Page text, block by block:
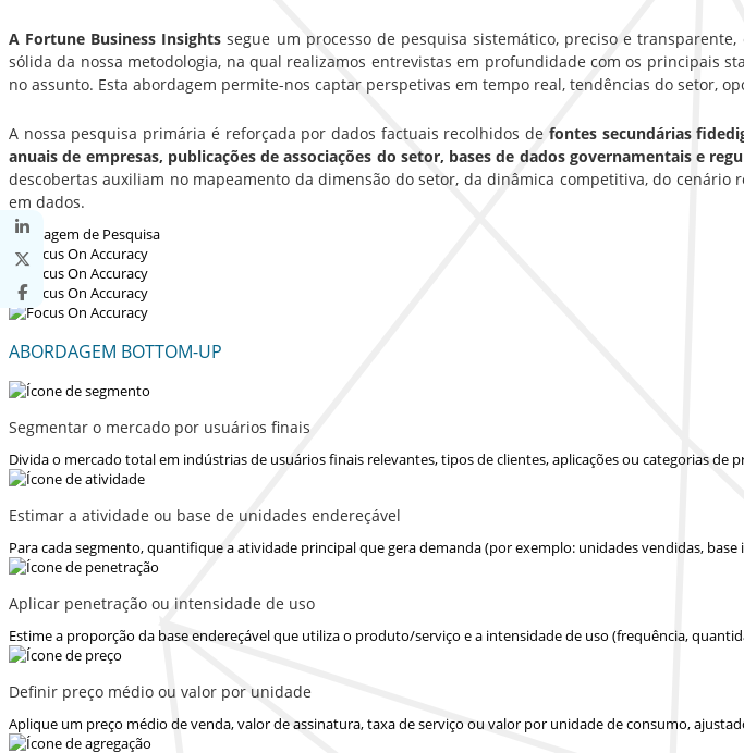
A Fortune Business Insights segue um processo de pesquisa sistemático, preciso e
sólida da nossa metodologia, na qual realizamos entrevistas em profundidade com os principais
no assunto. Esta abordagem permite-nos captar perspetivas em tempo real, tendências do setor,
A nossa pesquisa primária é reforçada por dados factuais recolhidos de fontes secundárias
anuais de empresas, publicações de associações do setor, bases de dados governamentais e
descobertas auxiliam no mapeamento da dimensão do setor, da dinâmica competitiva, do
em dados.
ABORDAGEM BOTTOM-UP
Segmentar o mercado por usuários finais
Divida o mercado total em indústrias de usuários finais relevantes, tipos de clientes, aplicações ou categorias
Estimar a atividade ou base de unidades endereçável
Para cada segmento, quantifique a atividade principal que gera demanda (por exemplo: unidades vendidas,
Aplicar penetração ou intensidade de uso
Estime a proporção da base endereçável que utiliza o produto/serviço e a intensidade de uso (frequência,
Definir preço médio ou valor por unidade
Aplique um preço médio de venda, valor de assinatura, taxa de serviço ou valor por unidade de consumo,